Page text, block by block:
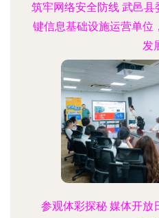
筑牢网络安全防线 武邑
键信息基础设施运营单位
发
参观体彩探秘 媒体开放